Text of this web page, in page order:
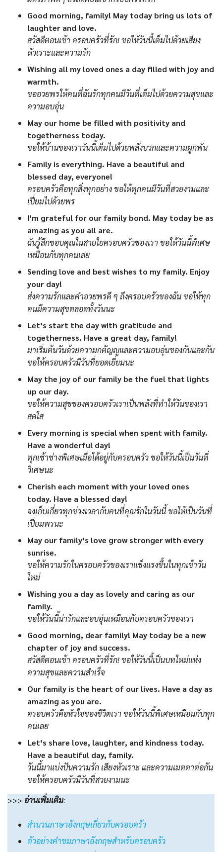
Good morning, family! May today bring us lots of
laughter and love.
สวัสดีตอนเช้า ครอบครัวที่รัก! ขอให้วันนี้เต็มไปด้วยเสียง
หัวเราะและความรัก
Wishing all my loved ones a day filled with joy and
warmth.
ขออวยพรให้คนที่ฉันรักทุกคนมีวันที่เต็มไปด้วยความสุขและ
ความอบอุ่น
May our home be filled with positivity and
togetherness today.
ขอให้บ้านของเราวันนี้เต็มไปด้วยพลังบวกและความผูกพัน
Family is everything. Have a beautiful and
blessed day, everyone!
ครอบครัวคือทุกสิ่งทุกอย่าง ขอให้ทุกคนมีวันที่สวยงามและ
เปี่ยมไปด้วยพร
I’m grateful for our family bond. May today be as
amazing as you all are.
ฉันรู้สึกขอบคุณในสายใยครอบครัวของเรา ขอให้วันนี้พิเศษ
เหมือนกับทุกคนเลย
Sending love and best wishes to my family. Enjoy
your day!
ส่งความรักและคำอวยพรดี ๆ ถึงครอบครัวของฉัน ขอให้ทุก
คนมีความสุขตลอดทั้งวันนะ
Let’s start the day with gratitude and
togetherness. Have a great day, family!
มาเริ่มต้นวันด้วยความกตัญญูและความอบอุ่นของกันและกัน
ขอให้ครอบครัวมีวันที่ยอดเยี่ยมนะ
May the joy of our family be the fuel that lights
up our day.
ขอให้ความสุขของครอบครัวเราเป็นพลังที่ทำให้วันของเรา
สดใส
Every morning is special when spent with family.
Have a wonderful day!
ทุกเช้าช่างพิเศษเมื่อได้อยู่กับครอบครัว ขอให้วันนี้เป็นวันที่
วิเศษนะ
Cherish each moment with your loved ones
today. Have a blessed day!
จงเก็บเกี่ยวทุกช่วงเวลากับคนที่คุณรักในวันนี้ ขอให้เป็นวันที่
เปี่ยมพรนะ
May our family’s love grow stronger with every
sunrise.
ขอให้ความรักในครอบครัวของเราแข็งแรงขึ้นในทุกเช้าวัน
ใหม่
Wishing you a day as lovely and caring as our
family.
ขอให้วันนี้น่ารักและอบอุ่นเหมือนกับครอบครัวของเรา
Good morning, dear family! May today be a new
chapter of joy and success.
สวัสดีตอนเช้า ครอบครัวที่รัก! ขอให้วันนี้เป็นบทใหม่แห่ง
ความสุขและความสำเร็จ
Our family is the heart of our lives. Have a day as
amazing as you are.
ครอบครัวคือหัวใจของชีวิตเรา ขอให้วันนี้พิเศษเหมือนกับทุก
คนเลย
Let’s share love, laughter, and kindness today.
Have a beautiful day, family.
วันนี้มาแบ่งปันความรัก เสียงหัวเราะ และความเมตตาต่อกัน
ขอให้ครอบครัวมีวันที่สวยงามนะ
>>> อ่านเพิ่มเติม:
สำนวนภาษาอังกฤษเกี่ยวกับครอบครัว
ตัวอย่างคำชมภาษาอังกฤษสำหรับครอบครัว